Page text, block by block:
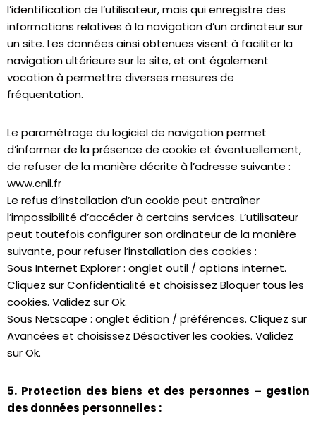
l’identification de l’utilisateur, mais qui enregistre des
informations relatives à la navigation d’un ordinateur sur
un site. Les données ainsi obtenues visent à faciliter la
navigation ultérieure sur le site, et ont également
vocation à permettre diverses mesures de
fréquentation.
Le paramétrage du logiciel de navigation permet
d’informer de la présence de cookie et éventuellement,
de refuser de la manière décrite à l’adresse suivante :
www.cnil.fr
Le refus d’installation d’un cookie peut entraîner
l’impossibilité d’accéder à certains services. L’utilisateur
peut toutefois configurer son ordinateur de la manière
suivante, pour refuser l’installation des cookies :
Sous Internet Explorer : onglet outil / options internet.
Cliquez sur Confidentialité et choisissez Bloquer tous les
cookies. Validez sur Ok.
Sous Netscape : onglet édition / préférences. Cliquez sur
Avancées et choisissez Désactiver les cookies. Validez
sur Ok.
5. Protection des biens et des personnes – gestion
des données personnelles :